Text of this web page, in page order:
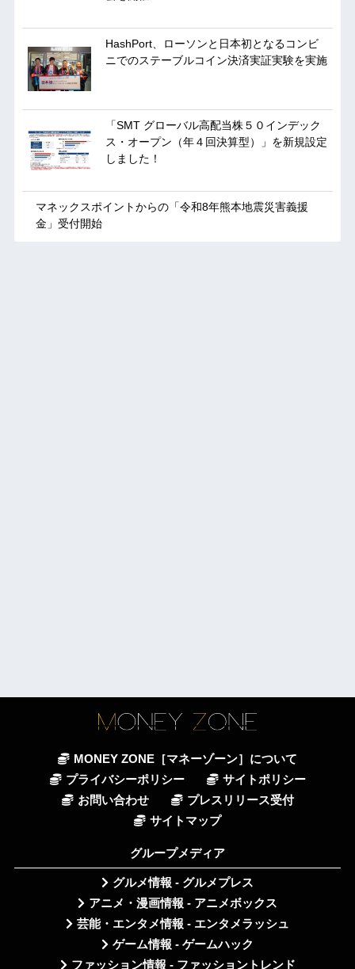
HashPort、ローソンと日本初となるコンビ
ニでのステーブルコイン決済実証実験を実施
「SMT グローバル高配当株５０インデック
ス・オープン（年４回決算型）」を新規設定
しました！
マネックスポイントからの「令和8年熊本地震災害義援
金」受付開始
MONEY ZONE［マネーゾーン］について
プライバシーポリシー
サイトポリシー
お問い合わせ
プレスリリース受付
サイトマップ
グループメディア
グルメ情報 - グルメプレス
アニメ・漫画情報 - アニメボックス
芸能・エンタメ情報 - エンタメラッシュ
ゲーム情報 - ゲームハック
ファッション情報 - ファッショントレンド